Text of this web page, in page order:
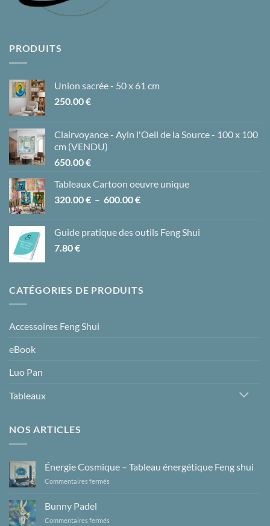
PRODUITS
Union sacrée - 50 x 61 cm
250.00€
Clairvoyance - Ayin l'Oeil de la Source - 100 x 100
cm (VENDU)
650.00€
Tableaux Cartoon oeuvre unique
320.00€ – 600.00€Plage
320.00 €
Guide pratique des outils Feng Shui
7.80€
CATÉGORIES DE PRODUITS
Accessoires Feng Shui
eBook
Luo Pan
Tableaux
NOS ARTICLES
Énergie Cosmique – Tableau énergétique Feng shui
Commentaires fermés
Tableau
Bunny Padel
Commentaires fermés